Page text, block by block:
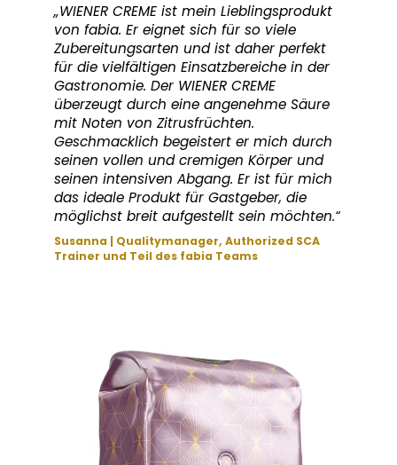
„WIENER CREME ist mein Lieblingsprodukt
von fabia. Er eignet sich für so viele
Zubereitungsarten und ist daher perfekt
für die vielfältigen Einsatzbereiche in der
Gastronomie. Der WIENER CREME
überzeugt durch eine angenehme Säure
mit Noten von Zitrusfrüchten.
Geschmacklich begeistert er mich durch
seinen vollen und cremigen Körper und
seinen intensiven Abgang. Er ist für mich
das ideale Produkt für Gastgeber, die
möglichst breit aufgestellt sein möchten.“
Susanna | Qualitymanager, Authorized SCA
Trainer und Teil des fabia Teams